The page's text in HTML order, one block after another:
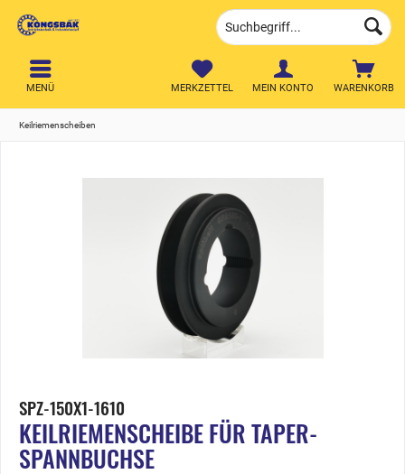
WARENKORB
MERKZETTEL MEIN KONTO
MENÜ
Keilriemenscheiben
SPZ-150X1-1610
KEILRIEMENSCHEIBE FÜR TAPER-
SPANNBUCHSE